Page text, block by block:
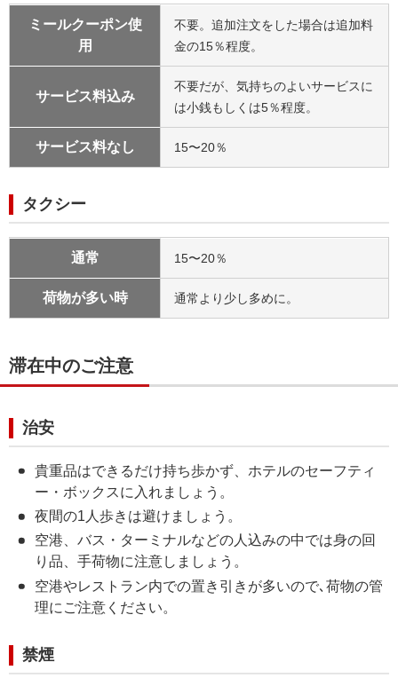
ミールクーポン使
用
不要。追加注文をした場合は追加料
金の15％程度。
サービス料込み
不要だが、気持ちのよいサービスに
は小銭もしくは5％程度。
サービス料なし 15〜20％
タクシー
通常 15〜20％
荷物が多い時 通常より少し多めに。
滞在中のご注意
治安
貴重品はできるだけ持ち歩かず、ホテルのセーフティ
ー・ボックスに入れましょう。
夜間の1人歩きは避けましょう。
空港、バス・ターミナルなどの人込みの中では身の回
り品、手荷物に注意しましょう。
空港やレストラン内での置き引きが多いので､荷物の管
理にご注意ください。
禁煙